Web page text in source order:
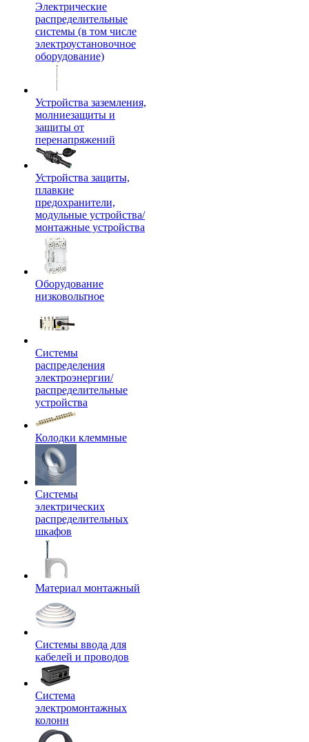
Электрические
распределительные
системы (в том числе
электроустановочное
оборудование)
Устройства заземления,
молниезащиты и
защиты от
перенапряжений
Устройства защиты,
плавкие
предохранители,
модульные устройства/
монтажные устройства
Оборудование
низковольтное
Системы
распределения
электроэнергии/
распределительные
устройства
Колодки клеммные
Системы
электрических
распределительных
шкафов
Материал монтажный
Системы ввода для
кабелей и проводов
Система
электромонтажных
колонн